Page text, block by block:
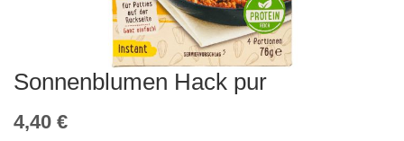
Sonnenblumen Hack pur
4,40 €